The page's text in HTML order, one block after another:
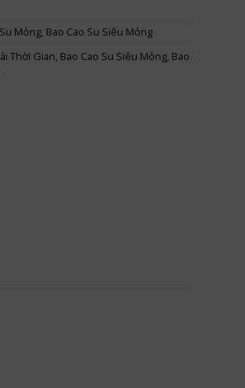
Mỏng, Bao Cao Su Siêu Mỏng
Thời Gian, Bao Cao Su Siêu Mỏng, Bao